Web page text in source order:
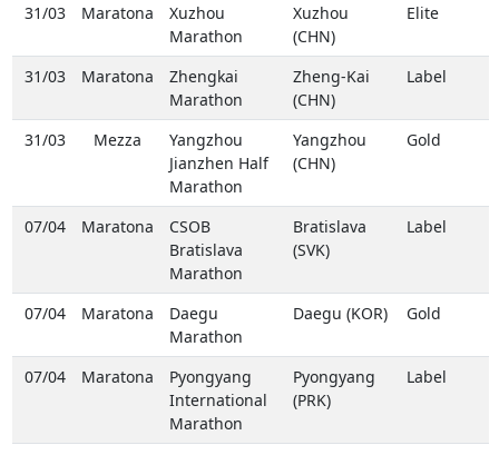
31/03 Maratona
Xuzhou
Marathon
Xuzhou
(CHN)
Elite
31/03 Maratona
Zhengkai
Marathon
Zheng-Kai
(CHN)
Label
31/03 Mezza
Yangzhou
Jianzhen Half
Marathon
Yangzhou
(CHN)
Gold
07/04 Maratona
CSOB
Bratislava
Marathon
Bratislava
(SVK)
Label
07/04 Maratona
Daegu
Marathon
Daegu (KOR) Gold
07/04 Maratona
Pyongyang
International
Marathon
Pyongyang
(PRK)
Label